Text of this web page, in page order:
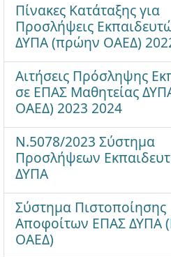
Πίνακες Κατάταξης για
Προσλήψεις
ΔΥΠΑ (πρώην ΟΑΕΔ)
Αιτήσεις Πρόσληψης
σε ΕΠΑΣ Μαθητείας
ΟΑΕΔ) 2023 2024
Ν.5078/2023 Σύστημα
Προσλήψεων
ΔΥΠΑ
Σύστημα Πιστοποίησης
Αποφοίτων ΕΠΑΣ ΔΥΠΑ
ΟΑΕΔ)